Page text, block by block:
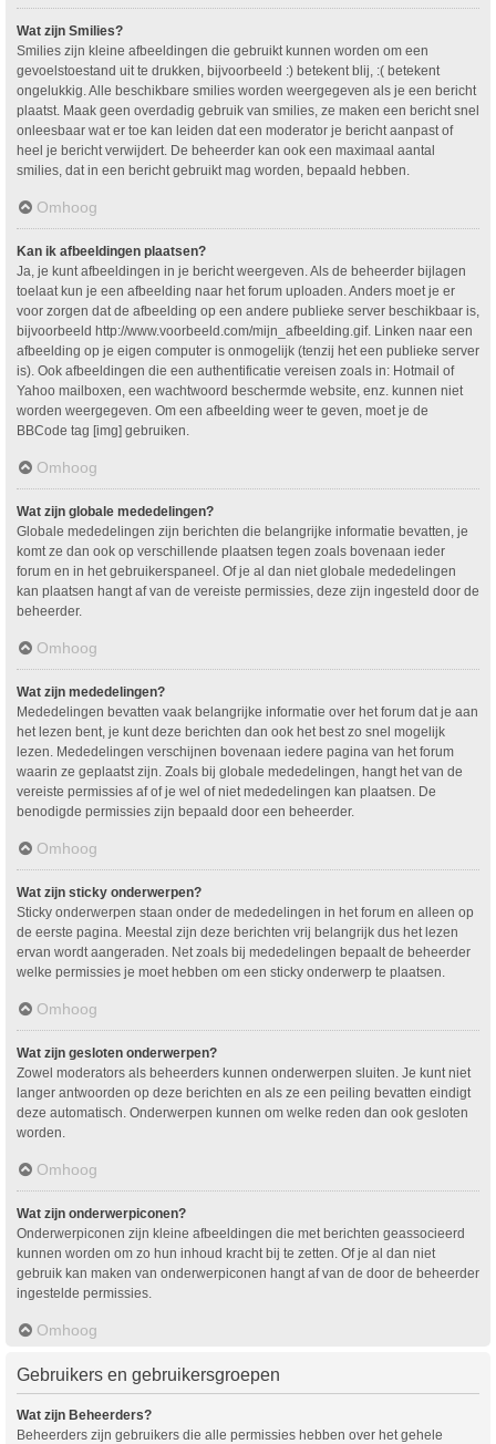
Wat zijn Smilies?
Smilies zijn kleine afbeeldingen die gebruikt kunnen worden om een
gevoelstoestand uit te drukken, bijvoorbeeld :) betekent blij, :( betekent
ongelukkig. Alle beschikbare smilies worden weergegeven als je een bericht
plaatst. Maak geen overdadig gebruik van smilies, ze maken een bericht snel
onleesbaar wat er toe kan leiden dat een moderator je bericht aanpast of
heel je bericht verwijdert. De beheerder kan ook een maximaal aantal
smilies, dat in een bericht gebruikt mag worden, bepaald hebben.
Omhoog
Kan ik afbeeldingen plaatsen?
Ja, je kunt afbeeldingen in je bericht weergeven. Als de beheerder bijlagen
toelaat kun je een afbeelding naar het forum uploaden. Anders moet je er
voor zorgen dat de afbeelding op een andere publieke server beschikbaar is,
bijvoorbeeld http://www.voorbeeld.com/mijn_afbeelding.gif. Linken naar een
afbeelding op je eigen computer is onmogelijk (tenzij het een publieke server
is). Ook afbeeldingen die een authentificatie vereisen zoals in: Hotmail of
Yahoo mailboxen, een wachtwoord beschermde website, enz. kunnen niet
worden weergegeven. Om een afbeelding weer te geven, moet je de
BBCode tag [img] gebruiken.
Omhoog
Wat zijn globale mededelingen?
Globale mededelingen zijn berichten die belangrijke informatie bevatten, je
komt ze dan ook op verschillende plaatsen tegen zoals bovenaan ieder
forum en in het gebruikerspaneel. Of je al dan niet globale mededelingen
kan plaatsen hangt af van de vereiste permissies, deze zijn ingesteld door de
beheerder.
Omhoog
Wat zijn mededelingen?
Mededelingen bevatten vaak belangrijke informatie over het forum dat je aan
het lezen bent, je kunt deze berichten dan ook het best zo snel mogelijk
lezen. Mededelingen verschijnen bovenaan iedere pagina van het forum
waarin ze geplaatst zijn. Zoals bij globale mededelingen, hangt het van de
vereiste permissies af of je wel of niet mededelingen kan plaatsen. De
benodigde permissies zijn bepaald door een beheerder.
Omhoog
Wat zijn sticky onderwerpen?
Sticky onderwerpen staan onder de mededelingen in het forum en alleen op
de eerste pagina. Meestal zijn deze berichten vrij belangrijk dus het lezen
ervan wordt aangeraden. Net zoals bij mededelingen bepaalt de beheerder
welke permissies je moet hebben om een sticky onderwerp te plaatsen.
Omhoog
Wat zijn gesloten onderwerpen?
Zowel moderators als beheerders kunnen onderwerpen sluiten. Je kunt niet
langer antwoorden op deze berichten en als ze een peiling bevatten eindigt
deze automatisch. Onderwerpen kunnen om welke reden dan ook gesloten
worden.
Omhoog
Wat zijn onderwerpiconen?
Onderwerpiconen zijn kleine afbeeldingen die met berichten geassocieerd
kunnen worden om zo hun inhoud kracht bij te zetten. Of je al dan niet
gebruik kan maken van onderwerpiconen hangt af van de door de beheerder
ingestelde permissies.
Omhoog
Gebruikers en gebruikersgroepen
Wat zijn Beheerders?
Beheerders zijn gebruikers die alle permissies hebben over het gehele